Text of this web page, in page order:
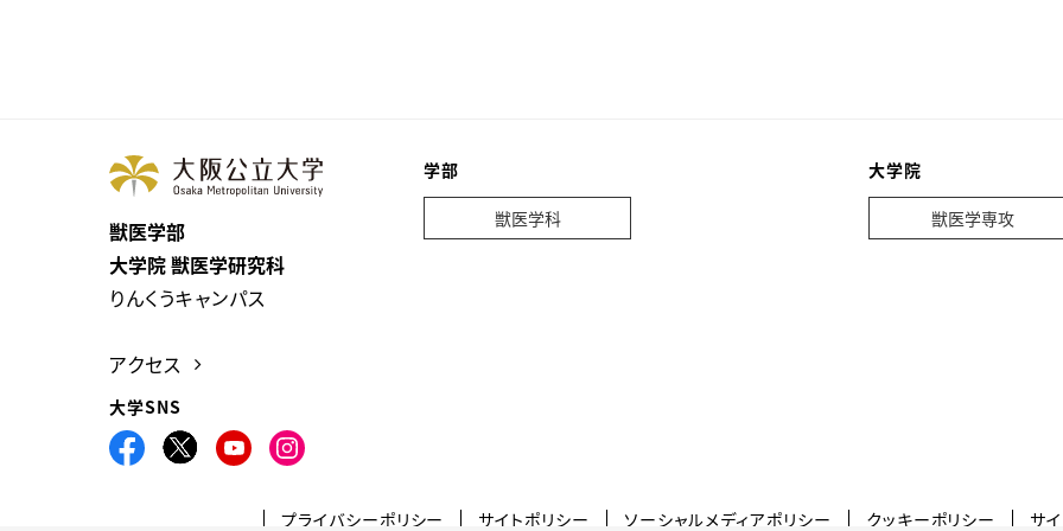
獣医学部
大学院 獣医学研究科
りんくうキャンパス
アクセス
大学SNS
学部
獣医学科
大学院
獣医学専攻
プライバシーポリシー サイトポリシー ソーシャルメディアポリシー クッキーポリシー サ